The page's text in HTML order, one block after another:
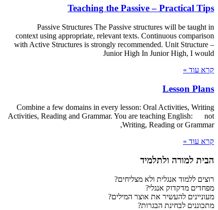
Teaching the Passive – Practical Tips
Passive Structures The Passive structures will be taught in
context using appropriate, relevant texts. Continuous comparison
with Active Structures is strongly recommended. Unit Structure –
Junior High In Junior High, I would
קרא עוד »
Lesson Plans
Combine a few domains in every lesson: Oral Activities, Writing
Activities, Reading and Grammar. You are teaching English: not
Writing, Reading or Grammar,
קרא עוד »
הבית למורה ולתלמיד
רוצים ללמוד אנגלית ולא מצליחים?
מפחדים מדקדוק אנגלי?
מעוניינים להעשיר את אוצר המילים?
מתכוננים לבחינת הבגרות?